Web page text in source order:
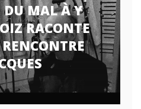
DU MAL À Y
RACONTE